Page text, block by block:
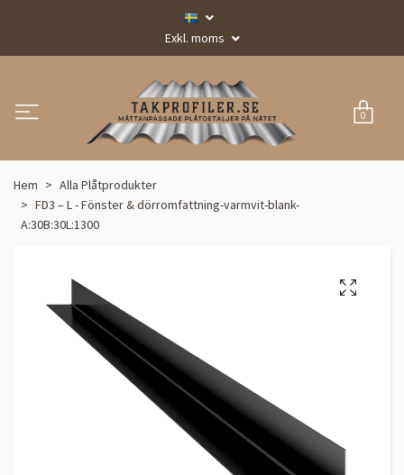
Exkl. moms
0
Hem
Alla Plåtprodukter
FD3 – L - Fönster & dörromfattning-varmvit-blank-
A:30B:30L:1300